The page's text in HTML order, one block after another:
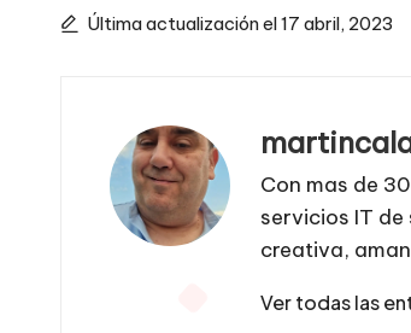
Etiquetas:
Última actualización el 17 abril, 2023
Con mas de
servicios IT
creativa,
Ver todas las